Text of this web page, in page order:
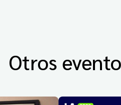
Otros